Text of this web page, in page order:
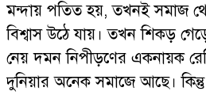
মন্দায় পতিত হয়, তখনই সমাজ
বিশ্বাস উঠে যায়। তখন শিকড়
নেয় দমন নিপীড়ণের একনায়ক
দুনিয়ার অনেক সমাজে আছে।